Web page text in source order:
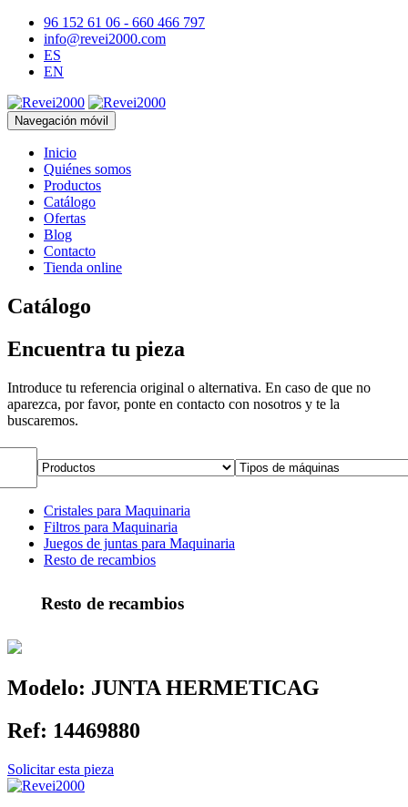
96 152 61 06 - 660 466 797
info@revei2000.com
ES
EN
Navegación móvil
Inicio
Quiénes somos
Productos
Catálogo
Ofertas
Blog
Contacto
Tienda online
Catálogo
Encuentra tu pieza
Introduce tu referencia original o alternativa. En caso de que no
aparezca, por favor, ponte en contacto con nosotros y te la
buscaremos.
Cristales para Maquinaria
Filtros para Maquinaria
Juegos de juntas para Maquinaria
Resto de recambios
Resto de recambios
Modelo: JUNTA HERMETICAG
Ref: 14469880
Solicitar esta pieza